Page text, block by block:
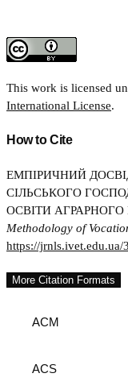
This work is licensed
International License.
How to Cite
ЕМПІРИЧНИЙ
СІЛЬСЬКОГО
ОСВІТИ АГРАРНОГО
Methodology of
https://jrnls.ivet.edu.ua/
More Citation Formats
ACM
ACS